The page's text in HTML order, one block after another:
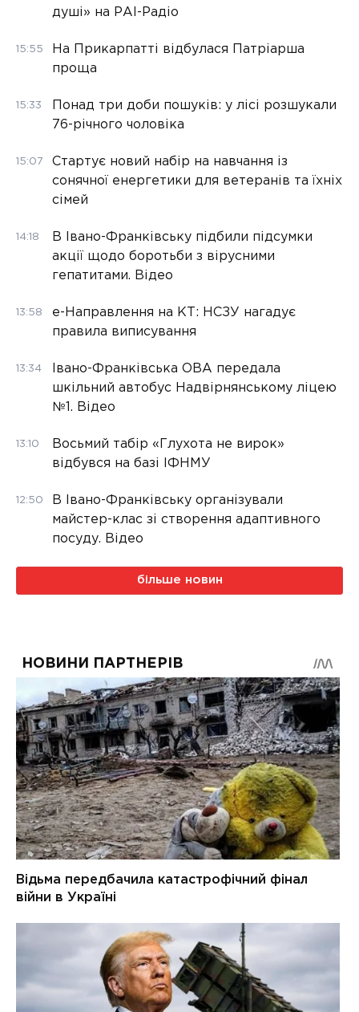
душі» на РАІ-Радіо
15:55
На Прикарпатті відбулася Патріарша
проща
15:33
Понад три доби пошуків: у лісі розшукали
76-річного чоловіка
15:07
Стартує новий набір на навчання із
сонячної енергетики для ветеранів та їхніх
сімей
14:18
В Івано-Франківську підбили підсумки
акції щодо боротьби з вірусними
гепатитами. Відео
13:58
е-Направлення на КТ: НСЗУ нагадує
правила виписування
13:34
Івано-Франківська ОВА передала
шкільний автобус Надвірнянському ліцею
№1. Відео
13:10
Восьмий табір «Глухота не вирок»
відбувся на базі ІФНМУ
12:50
В Івано-Франківську організували
майстер-клас зі створення адаптивного
посуду. Відео
більше новин